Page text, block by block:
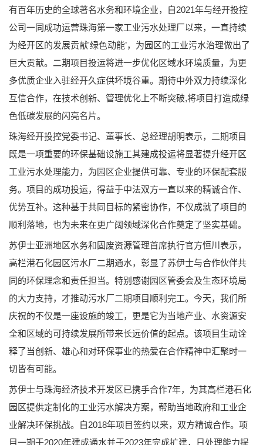
有百年历史的全球著名水务和环境企业，自2021年与经开投控
公司一同成功运营珠海第一家工业污水处理厂以来，一直持续
为经开区的发展贡献'绿色动能’，为园区的工业污水治理做出了
巨大贡献。二期项目投运将进一步优化区域水环境质量，为更
多优质企业入驻经开久症供坏境谷重。期待中外双力持续深化
互信合作，在技术创新、管理优化上不断突破,将项目打造成绿
色低碳发展的闪亮名片。
珠海经开投控党委书记、董事长、总经理胡明表示，二期项目
既是一项重要的环保基础设施工其建成投运将显著提升经开区
工业污水处理能力，为园区企业提供可靠、专业的环保配套服
务。项目的成功投运，得益于中法双方一直以来的精诚合作、
优势互补。这种基于共同目标的紧密协作，不仅成就了项目的
顺利落地，也为未来在更广阔领域深化合作奠定了坚实基础。
苏伊士亚洲地区水务和固废资源管理首席执行官方恒川表示，
高栏港石化园区污水厂二期通水，彰显了苏伊士与合作伙伴共
同的环保理念和责任担当。特别感谢园区管委会及生态环境局
的大力支持，才推动污水厂二期项目顺利完工。今天，我们所
庆祝的不仅是一座设施的竣工，更是它为当地产业、水资源安
全和区域的可持续发展所带来长远价值的起点。该项目生动诠
释了当创新、雄心和对环保事业的热爱在合作精神中汇聚时一
切皆有可能。
苏伊士与珠海经济技术开发区已携手合作7年，为其高栏港石化
园区提供定制化的工业污水解决方案，帮助当地政府和工业企
业解决环保挑战。自2018年项目签约以来，双方精诚合作。项
目一期于2020年建成通水并于2023年完成扩建，日处理能力提